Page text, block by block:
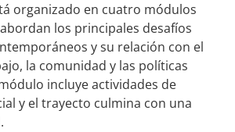
organizado en cuatro módulos
los principales desafíos
y su relación con el
la comunidad y las políticas
incluye actividades de
y el trayecto culmina con una